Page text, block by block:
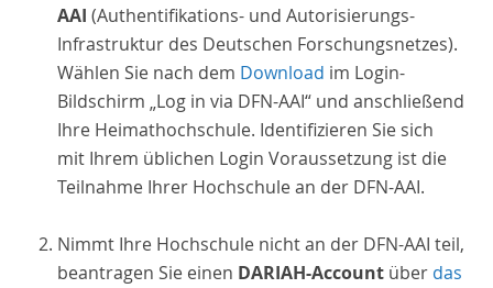
AAI (Authentifikations- und Autorisierungs-
Infrastruktur des Deutschen Forschungsnetzes).
Wählen Sie nach dem Download im Login-
Bildschirm „Log in via DFN-AAI“ und anschließend
Ihre Heimathochschule. Identifizieren Sie sich
mit Ihrem üblichen Login Voraussetzung ist die
Teilnahme Ihrer Hochschule an der DFN-AAI.
Nimmt Ihre Hochschule nicht an der DFN-AAI teil,
beantragen Sie einen DARIAH-Account über das